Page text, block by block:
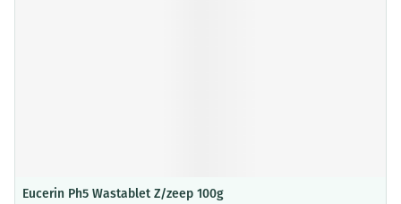
Eucerin Ph5 Wastablet Z/zeep 100g